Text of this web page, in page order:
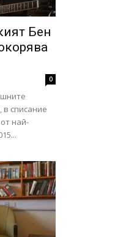
Бен
0
в списание
най-